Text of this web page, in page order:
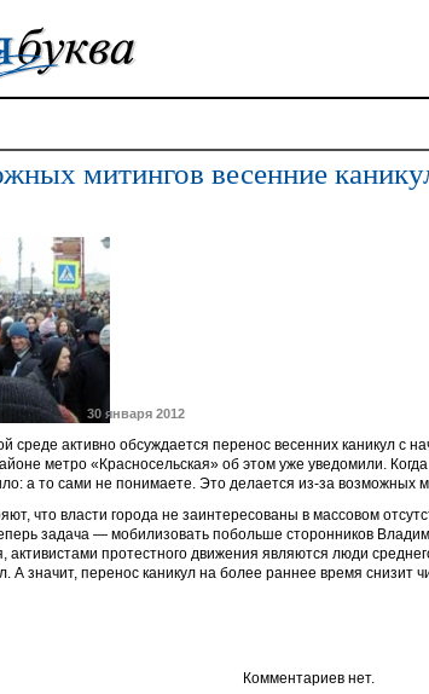
митингов весенние
30 января 2012
среде активно обсуждается перенос весенних каникул с
метро «Красносельская» об этом уже уведомили.
а то сами не понимаете. Это делается из-за возможных
что власти города не заинтересованы в массовом
задача — мобилизовать побольше сторонников
активистами протестного движения являются люди
А значит, перенос каникул на более раннее время снизит
Комментариев нет.